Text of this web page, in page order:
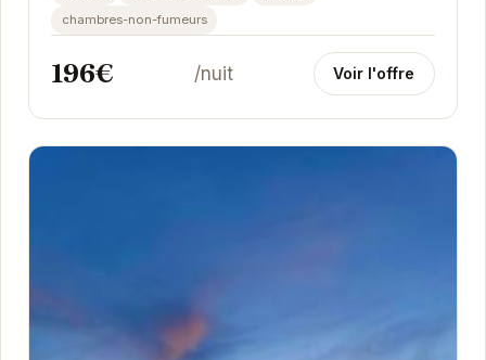
chambres-non-fumeurs
196€ /nuit Voir l'offre